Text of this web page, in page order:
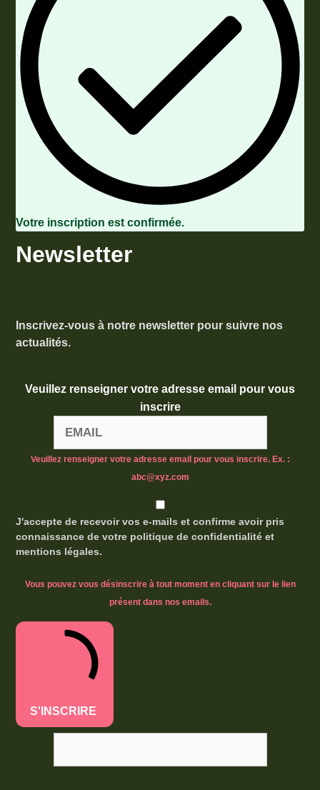
Votre inscription est confirmée.
Newsletter
Inscrivez-vous à notre newsletter pour suivre nos
actualités.
Veuillez renseigner votre adresse email pour vous
inscrire
Veuillez renseigner votre adresse email pour vous inscrire. Ex. :
abc@xyz.com
J'accepte de recevoir vos e-mails et confirme avoir pris
connaissance de votre politique de confidentialité et
mentions légales.
Vous pouvez vous désinscrire à tout moment en cliquant sur le lien
présent dans nos emails.
S'INSCRIRE